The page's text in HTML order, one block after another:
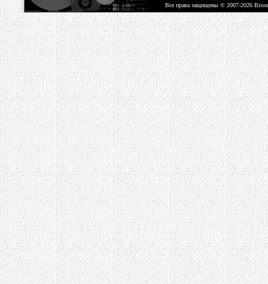
Все права защищены © 2007-2026